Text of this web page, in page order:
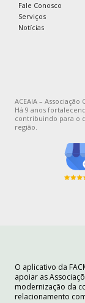
Fale Conosco
Serviços
Notícias
ACEAIA –
Há 9 anos
contribuindo para o
região.
O aplicativo da
apoiar as
modernização da
relacionamento